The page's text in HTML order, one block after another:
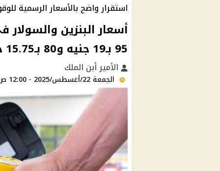
استقرار واضح بالأسعار الرسمية
95 بـ19 جنيه و80 بـ15.75 جنيه
الأمير أبن الملك
الجمعة 22/أغسطس/2025 - 12:00 ص